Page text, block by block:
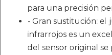
para una precisión
- Gran sustitución: el
infrarrojos es un
del sensor original se